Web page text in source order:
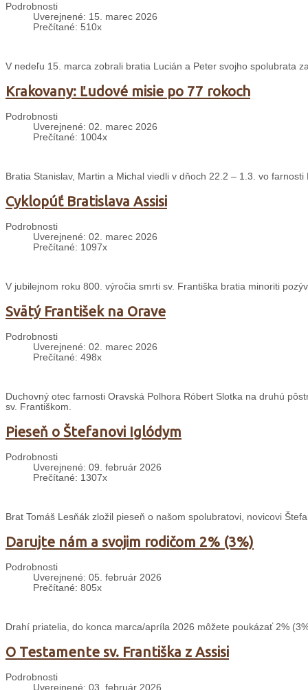
Podrobnosti
Uverejnené: 15. marec 2026
Prečítané: 510x
V nedeľu 15. marca zobrali bratia Lucián a Peter svojho spolubrata
Krakovany: Ľudové misie po 77 rokoch
Podrobnosti
Uverejnené: 02. marec 2026
Prečítané: 1004x
Bratia Stanislav, Martin a Michal viedli v dňoch 22.2 – 1.3. vo
Cyklopúť Bratislava Assisi
Podrobnosti
Uverejnené: 02. marec 2026
Prečítané: 1097x
V jubilejnom roku 800. výročia smrti sv. Františka bratia minoriti
Svätý František na Orave
Podrobnosti
Uverejnené: 02. marec 2026
Prečítané: 498x
Duchovný otec farnosti Oravská Polhora Róbert Slotka na druhú
sv. Františkom.
Pieseň o Štefanovi Iglódym
Podrobnosti
Uverejnené: 09. február 2026
Prečítané: 1307x
Brat Tomáš Lesňák zložil pieseň o našom spolubratovi, novicovi
Darujte nám a svojim rodičom 2% (3%)
Podrobnosti
Uverejnené: 05. február 2026
Prečítané: 805x
Drahí priatelia, do konca marca/apríla 2026 môžete poukázať 2%
O Testamente sv. Františka z Assisi
Podrobnosti
Uverejnené: 03. február 2026